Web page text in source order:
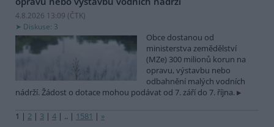
4.8.2026 13:09 (ČTK)
Diskuse: 3
Obce dostanou od
ministerstva zemědělství
(MZe) 300 milionů korun na
opravu, výstavbu nebo
odbahnění malých vodních
nádrží. Žádost o dotace mohou podávat od 7. září do 7. října.
1 | 2 | 3 | 4 | .. | 1581 | »